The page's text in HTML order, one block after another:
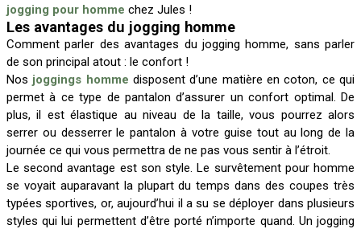
jogging pour homme chez Jules !
Les avantages du jogging homme
Comment parler des avantages du jogging homme, sans parler
de son principal atout : le confort !
Nos joggings homme disposent d’une matière en coton, ce qui
permet à ce type de pantalon d’assurer un confort optimal. De
plus, il est élastique au niveau de la taille, vous pourrez alors
serrer ou desserrer le pantalon à votre guise tout au long de la
journée ce qui vous permettra de ne pas vous sentir à l’étroit.
Le second avantage est son style. Le survêtement pour homme
se voyait auparavant la plupart du temps dans des coupes très
typées sportives, or, aujourd’hui il a su se déployer dans plusieurs
styles qui lui permettent d’être porté n’importe quand. Un jogging